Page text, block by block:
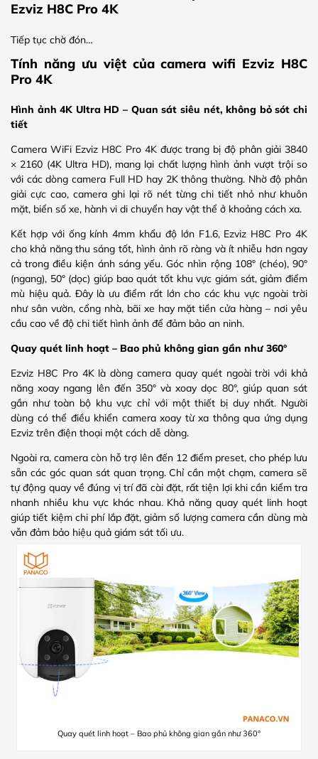
Ezviz H8C Pro 4K
Tiếp tục chờ đón…
Tính năng ưu việt của camera wifi Ezviz H8C
Pro 4K
Hình ảnh 4K Ultra HD – Quan sát siêu nét, không bỏ sót chi
tiết
Camera WiFi Ezviz H8C Pro 4K được trang bị độ phân giải 3840
× 2160 (4K Ultra HD), mang lại chất lượng hình ảnh vượt trội so
với các dòng camera Full HD hay 2K thông thường. Nhờ độ phân
giải cực cao, camera ghi lại rõ nét từng chi tiết nhỏ như khuôn
mặt, biển số xe, hành vi di chuyển hay vật thể ở khoảng cách xa.
Kết hợp với ống kính 4mm khẩu độ lớn F1.6, Ezviz H8C Pro 4K
cho khả năng thu sáng tốt, hình ảnh rõ ràng và ít nhiễu hơn ngay
cả trong điều kiện ánh sáng yếu. Góc nhìn rộng 108° (chéo), 90°
(ngang), 50° (dọc) giúp bao quát tốt khu vực giám sát, giảm điểm
mù hiệu quả. Đây là ưu điểm rất lớn cho các khu vực ngoài trời
như sân vườn, cổng nhà, bãi xe hay mặt tiền cửa hàng – nơi yêu
cầu cao về độ chi tiết hình ảnh để đảm bảo an ninh.
Quay quét linh hoạt – Bao phủ không gian gần như 360°
Ezviz H8C Pro 4K là dòng camera quay quét ngoài trời với khả
năng xoay ngang lên đến 350° và xoay dọc 80°, giúp quan sát
gần như toàn bộ khu vực chỉ với một thiết bị duy nhất. Người
dùng có thể điều khiển camera xoay từ xa thông qua ứng dụng
Ezviz trên điện thoại một cách dễ dàng.
Ngoài ra, camera còn hỗ trợ lên đến 12 điểm preset, cho phép lưu
sẵn các góc quan sát quan trọng. Chỉ cần một chạm, camera sẽ
tự động quay về đúng vị trí đã cài đặt, rất tiện lợi khi cần kiểm tra
nhanh nhiều khu vực khác nhau. Khả năng quay quét linh hoạt
giúp tiết kiệm chi phí lắp đặt, giảm số lượng camera cần dùng mà
vẫn đảm bảo hiệu quả giám sát tối ưu.
Quay quét linh hoạt – Bao phủ không gian gần như 360°